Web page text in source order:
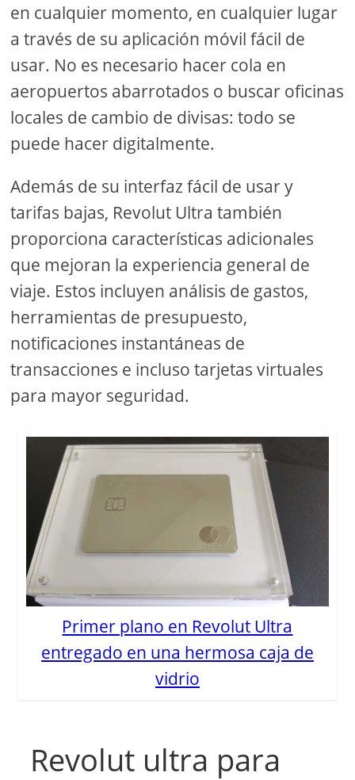
en cualquier momento, en cualquier lugar
a través de su aplicación móvil fácil de
usar. No es necesario hacer cola en
aeropuertos abarrotados o buscar oficinas
locales de cambio de divisas: todo se
puede hacer digitalmente.
Además de su interfaz fácil de usar y
tarifas bajas, Revolut Ultra también
proporciona características adicionales
que mejoran la experiencia general de
viaje. Estos incluyen análisis de gastos,
herramientas de presupuesto,
notificaciones instantáneas de
transacciones e incluso tarjetas virtuales
para mayor seguridad.
Primer plano en Revolut Ultra
entregado en una hermosa caja de
vidrio
Revolut ultra para